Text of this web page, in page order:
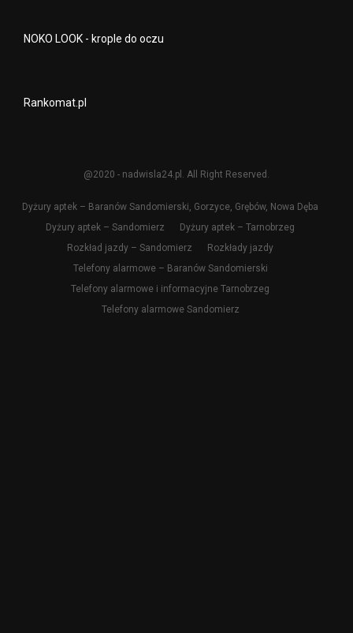
NOKO LOOK - krople do oczu
Rankomat.pl
@2020 - nadwisla24.pl. All Right Reserved.
Dyżury aptek – Baranów Sandomierski, Gorzyce, Grębów, Nowa Dęba
Dyżury aptek – Sandomierz
Dyżury aptek – Tarnobrzeg
Rozkład jazdy – Sandomierz
Rozkłady jazdy
Telefony alarmowe – Baranów Sandomierski
Telefony alarmowe i informacyjne Tarnobrzeg
Telefony alarmowe Sandomierz